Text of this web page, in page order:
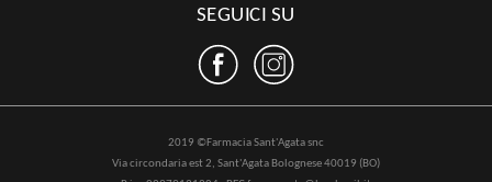
SEGUICI SU
2019 ©Farmacia Sant'Agata snc
Via circondaria est 2, Sant'Agata Bolognese 40019 (BO)